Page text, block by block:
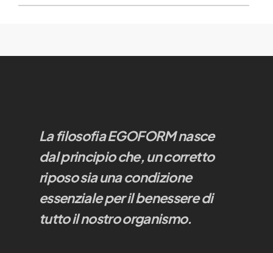
La filosofia EGOFORM nasce
dal principio che, un corretto
riposo sia una condizione
essenziale per il benessere di
tutto il nostro organismo.